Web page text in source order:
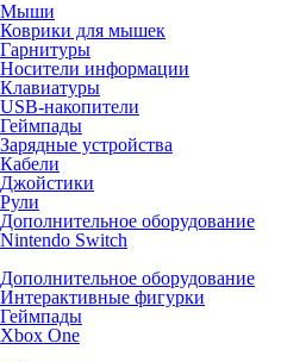
Мыши
Коврики для мышек
Гарнитуры
Носители информации
Клавиатуры
USB-накопители
Геймпады
Зарядные устройства
Кабели
Джойстики
Рули
Дополнительное оборудование
Nintendo Switch
Дополнительное оборудование
Интерактивные фигурки
Геймпады
Xbox One